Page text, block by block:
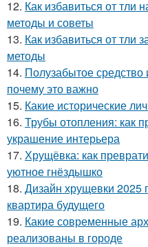
12. Как избавиться от
методы и советы
13. Как избавиться от тли
методы
14. Полузабытое
почему это важно
15. Какие исторические
16. Трубы отопления: как
украшение интерьера
17. Хрущёвка: как
уютное гнёздышко
18. Дизайн хрущевки 2025
квартира будущего
19. Какие современные
реализованы в городе